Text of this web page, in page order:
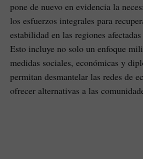
pone de nuevo en evidencia la
los esfuerzos integrales para
estabilidad en las regiones
Esto incluye no solo un enfoque
medidas sociales, económicas y
permitan desmantelar las redes de
ofrecer alternativas a las